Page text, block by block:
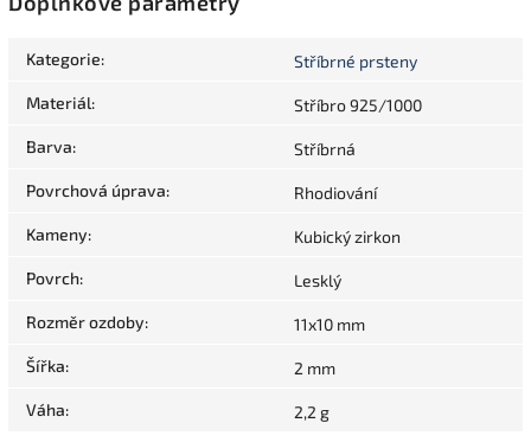
Kategorie: Stříbrné prsteny
Materiál: Stříbro 925/1000
Barva: Stříbrná
Povrchová úprava: Rhodiování
Kameny: Kubický zirkon
Povrch: Lesklý
Rozměr ozdoby: 11x10 mm
Šířka: 2 mm
Váha: 2,2 g